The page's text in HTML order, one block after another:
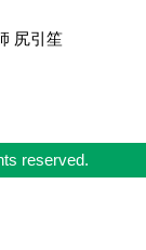
尻引笙
reserved.